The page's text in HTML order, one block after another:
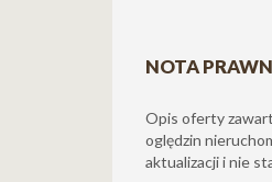
NOTA
Opis oferty
oględzin
aktualizacji i nie